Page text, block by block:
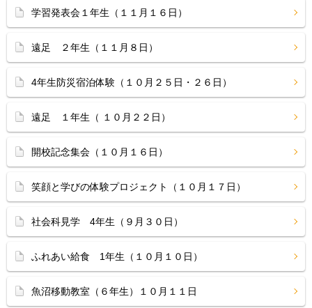
学習発表会１年生（１１月１６日）
遠足 ２年生（１１月８日）
4年生防災宿泊体験（１０月２５日・２６日）
遠足 １年生（ １０月２２日）
開校記念集会（１０月１６日）
笑顔と学びの体験プロジェクト（１０月１７日）
社会科見学 4年生（９月３０日）
ふれあい給食 1年生（１０月１０日）
魚沼移動教室（６年生）１０月１１日